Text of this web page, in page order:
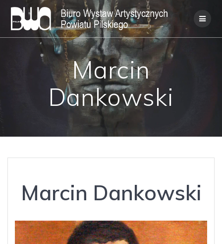
Skip
to
content
Marcin
Dankowski
Marcin Dankowski